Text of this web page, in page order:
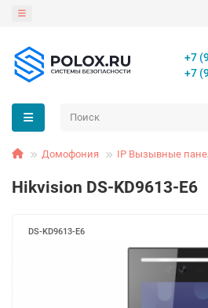
+7
+7
Домофония IP Вызывные
Hikvision DS-KD9613-E6
DS-KD9613-E6